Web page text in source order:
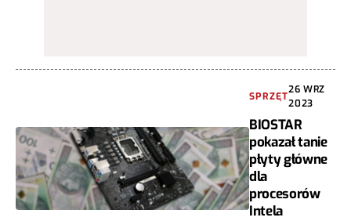
SPRZĘT
26 WRZ
2023
BIOSTAR
pokazał tanie
płyty główne
dla
procesorów
Intela